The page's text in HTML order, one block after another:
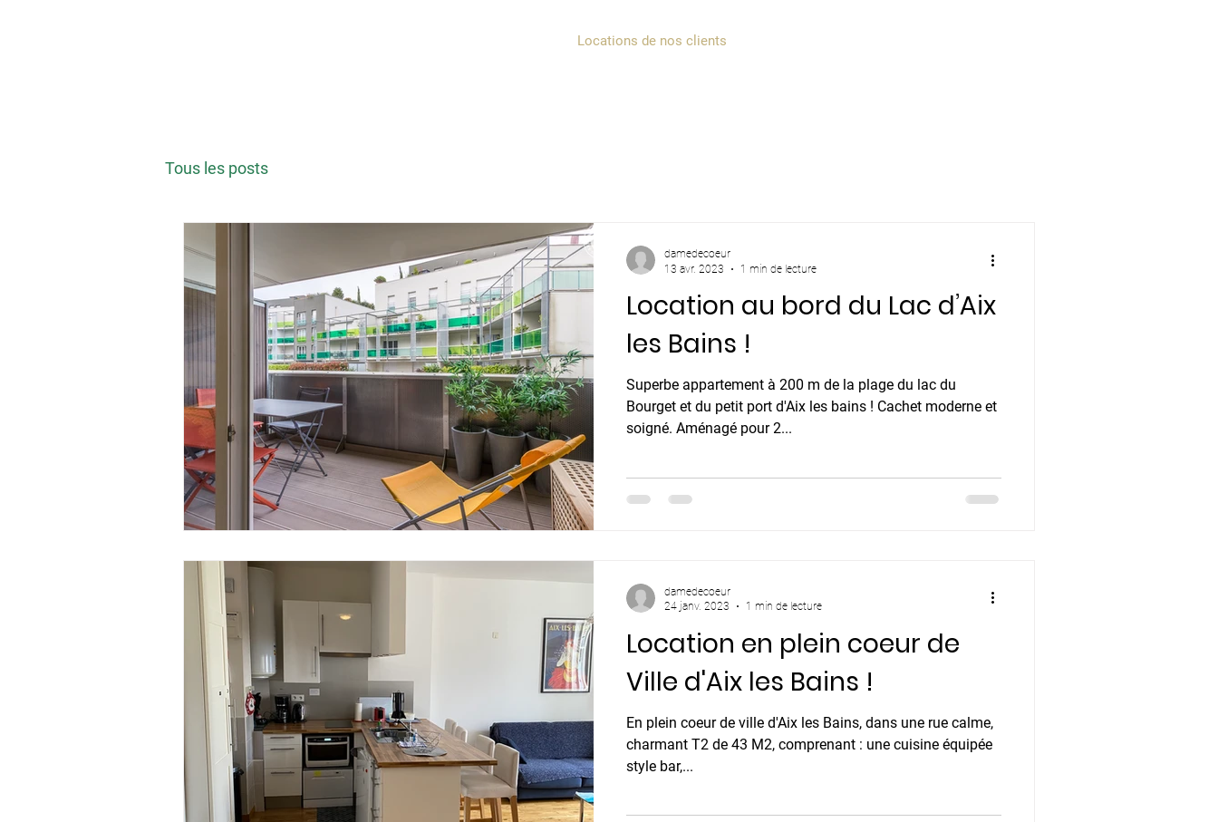
Locations de nos clients
Tous les posts
Location au bord du Lac d’Aix
les Bains !
Superbe appartement à 200 m de la plage du lac du
Bourget et du petit port d'Aix les bains ! Cachet moderne et
soigné. Aménagé pour 2...
damedecoeur
13 avr. 2023
1 min de lecture
Location en plein coeur de
Ville d'Aix les Bains !
En plein coeur de ville d'Aix les Bains, dans une rue calme,
charmant T2 de 43 M2, comprenant : une cuisine équipée
style bar,...
damedecoeur
24 janv. 2023
1 min de lecture